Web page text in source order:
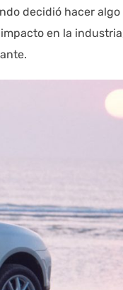
decidió hacer algo
en la